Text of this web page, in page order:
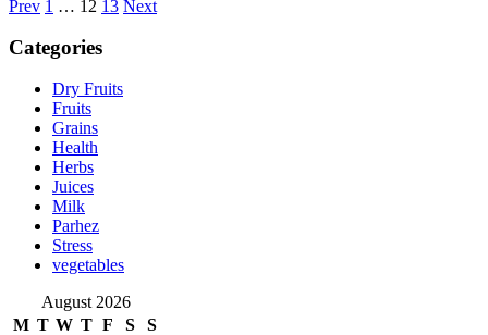
Posts
pagination
Prev 1 … 12 13 Next
Categories
Dry Fruits
Fruits
Grains
Health
Herbs
Juices
Milk
Parhez
Stress
vegetables
August 2026
M T W T F S
S